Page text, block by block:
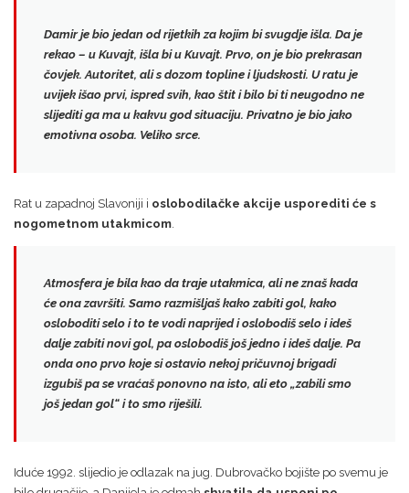
Damir je bio jedan od rijetkih za kojim bi svugdje išla. Da je
rekao – u Kuvajt, išla bi u Kuvajt. Prvo, on je bio prekrasan
čovjek. Autoritet, ali s dozom topline i ljudskosti. U ratu je
uvijek išao prvi, ispred svih, kao štit i bilo bi ti neugodno ne
slijediti ga ma u kakvu god situaciju. Privatno je bio jako
emotivna osoba. Veliko srce.
Rat u zapadnoj Slavoniji i oslobodilačke akcije usporediti će s
nogometnom utakmicom.
Atmosfera je bila kao da traje utakmica, aline znaš kada
će ona završiti. Samo razmišljaš kako zabiti gol, kako
osloboditi selo i to te vodi naprijed ioslobodiš selo i ideš
dalje zabiti novi gol, pa oslobodiš još jedno i ideš dalje. Pa
onda ono prvo koje si ostavio nekoj pričuvnoj brigadi
izgubiš pa se vraćaš ponovno na isto, ali eto „zabili smo
još jedan gol“ i to smo riješili.
Iduće 1992. slijedio je odlazak na jug. Dubrovačko bojište po svemu je